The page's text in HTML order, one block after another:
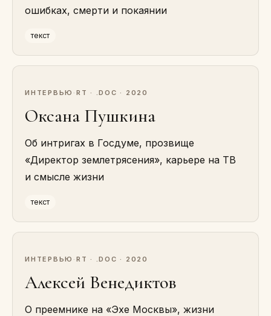
ошибках, смерти и покаянии
текст
ИНТЕРВЬЮ · RT · .DOC · 2020
Оксана Пушкина
Об интригах в Госдуме, прозвище
«Директор землетрясения», карьере на ТВ
и смысле жизни
текст
ИНТЕРВЬЮ · RT · .DOC · 2020
Алексей Венедиктов
О преемнике на «Эхе Москвы», жизни